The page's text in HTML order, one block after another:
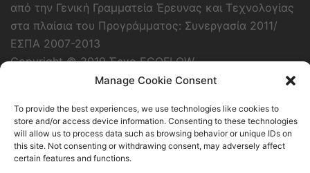
Manage Cookie Consent
To provide the best experiences, we use technologies like cookies to
store and/or access device information. Consenting to these technologies
will allow us to process data such as browsing behavior or unique IDs on
this site. Not consenting or withdrawing consent, may adversely affect
certain features and functions.
από την Γενική Γραμματεία Έρευνας και Τεχνολογίας
στα πλαίσια του Προγράμματος: Συνεργασία 2011/
ΕΣΠΑ 2007-2013
Copyright © 2019 Έργο ECOFLOW